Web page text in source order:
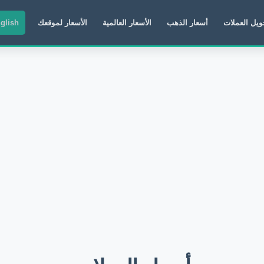
العملات أسعار الذهب الأسعار العالمية الأسعار لموقعك